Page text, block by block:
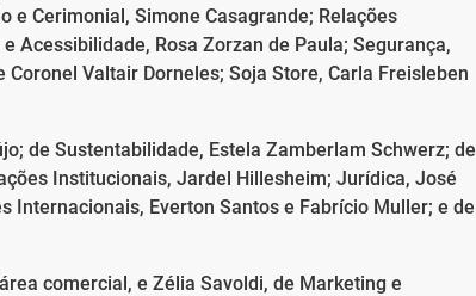
e Cerimonial, Simone Casagrande; Relações
Acessibilidade, Rosa Zorzan de Paula; Segurança,
Valtair Dorneles; Soja Store, Carla Freisleben
de Sustentabilidade, Estela Zamberlam Schwerz; de
Institucionais, Jardel Hillesheim; Jurídica, José
Internacionais, Everton Santos e Fabrício Muller; e de
comercial, e Zélia Savoldi, de Marketing e